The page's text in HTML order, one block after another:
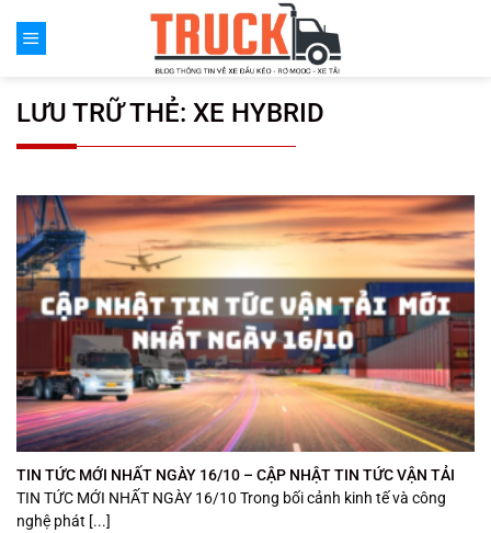
đến
LƯU TRỮ THẺ: XE HYBRID
TIN TỨC MỚI NHẤT NGÀY 16/10 – CẬP NHẬT TIN TỨC VẬN TẢI
TIN TỨC MỚI NHẤT NGÀY 16/10 Trong bối cảnh kinh tế và công
nghệ phát [...]